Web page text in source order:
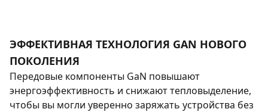
ЭФФЕКТИВНАЯ ТЕХНОЛОГИЯ GAN НОВОГО
ПОКОЛЕНИЯ
Передовые компоненты GaN повышают
энергоэффективность и снижают тепловыделение,
чтобы вы могли уверенно заряжать устройства без